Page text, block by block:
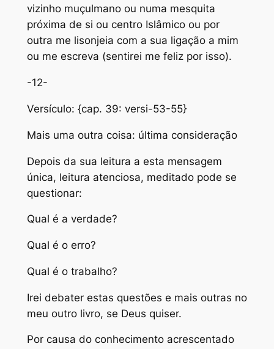
vizinho muçulmano ou numa mesquita
próxima de si ou centro Islâmico ou por
outra me lisonjeia com a sua ligação a mim
ou me escreva (sentirei me feliz por isso).
-12-
Versículo: {cap. 39: versi-53-55}
Mais uma outra coisa: última consideração
Depois da sua leitura a esta mensagem
única, leitura atenciosa, meditado pode se
questionar:
Qual é a verdade?
Qual é o erro?
Qual é o trabalho?
Irei debater estas questões e mais outras no
meu outro livro, se Deus quiser.
Por causa do conhecimento acrescentado